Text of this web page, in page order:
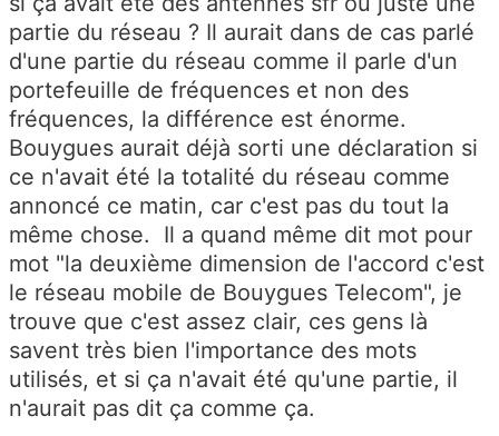
partie du réseau ? Il aurait dans de cas parlé
d'une partie du réseau comme il parle d'un
portefeuille de fréquences et non des
fréquences, la différence est énorme.
Bouygues aurait déjà sorti une déclaration si
ce n'avait été la totalité du réseau comme
annoncé ce matin, car c'est pas du tout la
même chose. Il a quand même dit mot pour
mot "la deuxième dimension de l'accord c'est
le réseau mobile de Bouygues Telecom", je
trouve que c'est assez clair, ces gens là
savent très bien l'importance des mots
utilisés, et si ça n'avait été qu'une partie, il
n'aurait pas dit ça comme ça.